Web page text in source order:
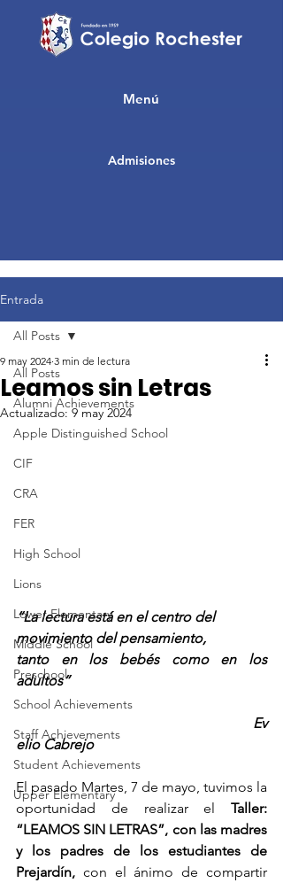
Admisiones
Menú
Entrada
All Posts
Alumni Achievements
Apple Distinguished School
CIF
CRA
FER
High School
Lions
Lower Elementary
Middle School
Preschool
School Achievements
Staff Achievements
Student Achievements
Upper Elementary
All Posts
Leamos sin Letras
9 may 2024 3 min de lectura
Actualizado:9 may 2024
“La lectura está en el centro del
movimiento del pensamiento,
tanto en los bebés como en los
adultos”
Ev
elio Cabrejo
El pasado Martes, 7 de mayo, tuvimos la
oportunidad de realizar el Taller:
“LEAMOS SIN LETRAS”, con las madres
y los padres de los estudiantes de
Prejardín, con el ánimo de compartir